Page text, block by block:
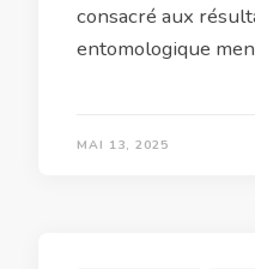
consacré aux
entomologique
MAI 13, 2025